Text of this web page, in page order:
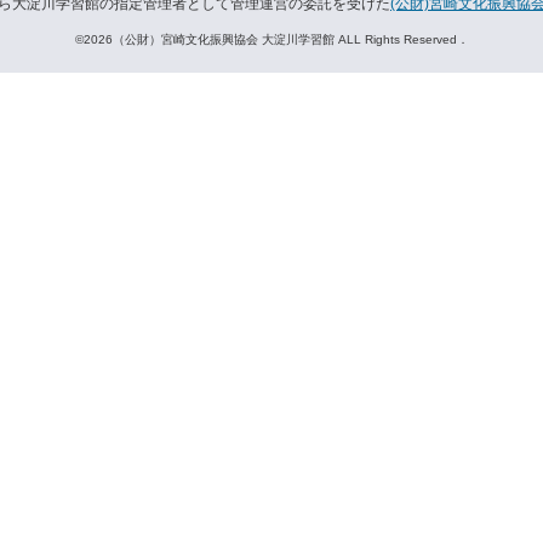
©2026（公財）宮崎文化振興協会 大淀川学習館 ALL Rights Reserved．